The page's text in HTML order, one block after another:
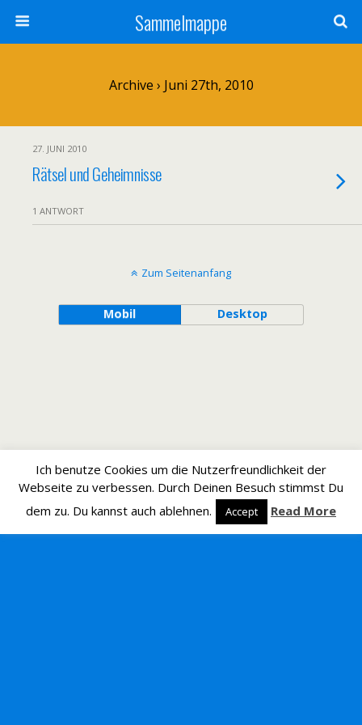
Sammelmappe
Archive › Juni 27th, 2010
27. JUNI 2010
Rätsel und Geheimnisse
1 ANTWORT
Zum Seitenanfang
Mobil Desktop
Ich benutze Cookies um die Nutzerfreundlichkeit der
Webseite zu verbessen. Durch Deinen Besuch stimmst Du
dem zu. Du kannst auch ablehnen.
Accept Read More